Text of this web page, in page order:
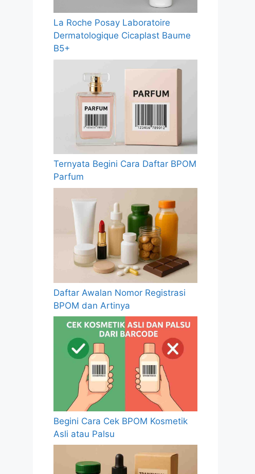
La Roche Posay Laboratoire
Dermatologique Cicaplast Baume
B5+
Ternyata Begini Cara Daftar BPOM
Parfum
Daftar Awalan Nomor Registrasi
BPOM dan Artinya
Begini Cara Cek BPOM Kosmetik
Asli atau Palsu